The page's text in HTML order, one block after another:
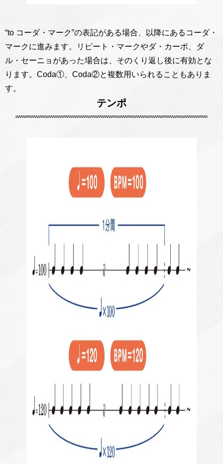
“to コーダ・マーク”の表記がある場合、以降にあるコーダ・
マークに進みます。リピート・マークやダ・カーポ、ダ
ル・セーニョがあった場合は、そのくり返し後に有効とな
ります。Coda①、Coda②と複数用いられることもありま
す。
テンポ